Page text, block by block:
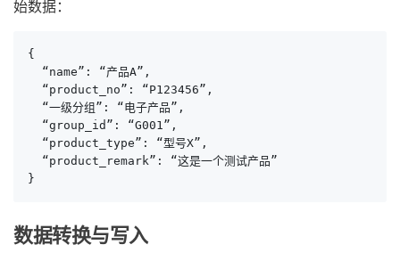
始数据：
{
  “name”: “产品A”,
  “product_no”: “P123456”,
  “一级分组”: “电子产品”,
  “group_id”: “G001”,
  “product_type”: “型号X”,
  “product_remark”: “这是一个测试产品”
}
数据转换与写入